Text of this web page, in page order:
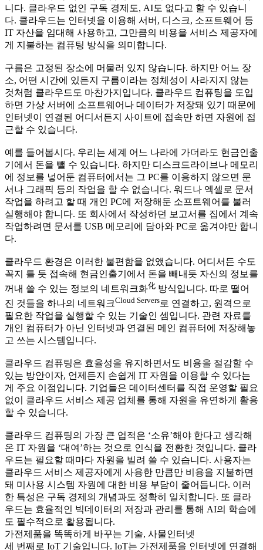
니다. 클라우드 없인 구독 경제도, AI도 없다고 할 수 있습니
다. 클라우드는 인터넷을 이용해 서버, 디스크, 소프트웨어 등
IT 자산을 임대해 사용하고, 그만큼의 비용을 서비스 제공자에
게 지불하는 컴퓨팅 방식을 의미합니다.
구름은 고정된 장소에 머물러 있지 않습니다. 하지만 어느 장
소, 어떤 시간에 있든지 구름이라는 정체성이 사라지지 않는
것처럼 클라우드도 마찬가지입니다. 클라우드 컴퓨팅을 도입
하면 가상 서버에 소프트웨어나 데이터가 저장돼 있기 때문에
인터넷이 연결된 어디서든지 사이트에 접속만 하면 자원에 접
근할 수 있습니다.
예를 들어봅시다. 우리는 세계 어느 나라에 가더라도 현금인출
기에서 돈을 뺄 수 있습니다. 하지만 디스크드라이브나 메모리
에 정보를 넣어둔 컴퓨터에서는 그 PC를 이용하지 않으면 문
서나 그래픽 등의 작업을 할 수 없습니다. 워드나 엑셀로 문서
작업을 하려고 할 때 개인 PC에 저장해둔 소프트웨어를 불러
실행해야 합니다. 또 회사에서 작성하던 보고서를 집에서 계속
작업하려면 문서를 USB 메모리에 담아와 PC로 옮겨야만 합니
다.
클라우드 환경은 이러한 불편함을 없앴습니다. 어디서든 수도
꼭지 틀 듯 접속해 현금인출기에서 돈을 빼내듯 자신의 정보를
꺼내 쓸 수 있는 정보의 네트워크화化 방식입니다. 따로 떨어
진 것들을 하나의 네트워크Cloud Servers로 연결하고, 원격으로
필요한 작업을 실행할 수 있는 기술인 셈입니다. 관련 자료를
개인 컴퓨터가 아닌 인터넷과 연결된 메인 컴퓨터에 저장해놓
고 쓰는 시스템입니다.
클라우드 컴퓨팅은 효율성을 유지하면서도 비용을 절감할 수
있는 방안이자, 언제든지 손쉽게 IT 자원을 이용할 수 있다는
게 주요 이점입니다. 기업들은 데이터센터를 직접 운영할 필요
없이 클라우드 서비스 제공 업체를 통해 자원을 유연하게 활용
할 수 있습니다.
클라우드 컴퓨팅의 가장 큰 업적은 ‘소유’해야 한다고 생각해
온 IT 자원을 ‘대여’하는 것으로 인식을 전환한 것입니다. 클라
우드는 필요할 때마다 자원을 빌려 쓸 수 있습니다. 사용자는
클라우드 서비스 제공자에게 사용한 만큼만 비용을 지불하면
돼 미사용 시스템 자원에 대한 비용 부담이 줄어듭니다. 이러
한 특성은 구독 경제의 개념과도 정확히 일치합니다. 또 클라
우드는 효율적인 빅데이터의 저장과 관리를 통해 AI의 학습에
도 필수적으로 활용됩니다.
가전제품을 똑똑하게 바꾸는 기술, 사물인터넷
세 번째로 IoT 기술입니다. IoT는 가전제품을 인터넷에 연결해